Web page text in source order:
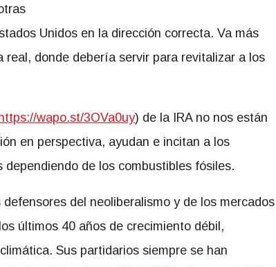
Unidos en la dirección correcta. Va más
donde debería servir para revitalizar a los
https://wapo.st/3OVa0uy) de la IRA no nos están
en perspectiva, ayudan e incitan a los
de los combustibles fósiles.
del neoliberalismo y de los mercados
últimos 40 años de crecimiento débil,
Sus partidarios siempre se han